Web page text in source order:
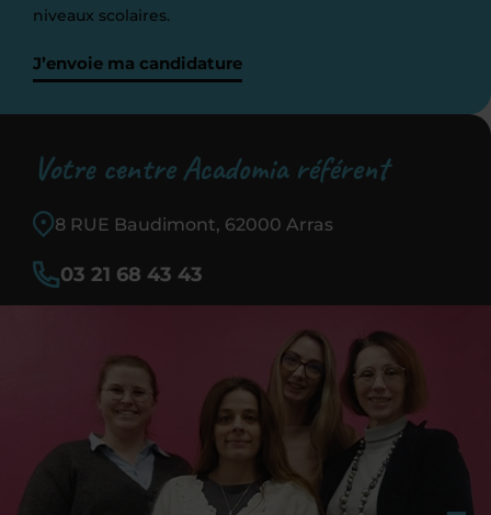
niveaux scolaires.
J’envoie ma candidature
Votre centre Acadomia référent
8 RUE Baudimont, 62000 Arras
03 21 68 43 43